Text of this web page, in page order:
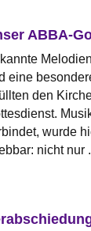
ABBA-
eine
den
wurde
nicht nur